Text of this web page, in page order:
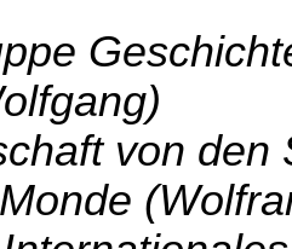
von den